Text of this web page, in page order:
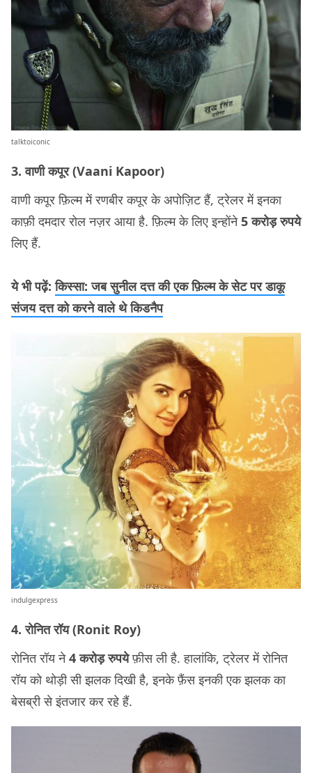
talktoiconic
3. वाणी कपूर (Vaani Kapoor)
वाणी कपूर फ़िल्म में रणबीर कपूर के अपोज़िट हैं, ट्रेलर में इनका
काफ़ी दमदार रोल नज़र आया है. फ़िल्म के लिए इन्होंने 5 करोड़ रुपये
लिए हैं.
ये भी पढ़ें:किस्सा: जब सुनील दत्त की एक फ़िल्म के सेट पर डाकू
संजय दत्त को करने वाले थे किडनैप
indulgexpress
4. रोनित रॉय (Ronit Roy)
रोनित रॉय ने4 करोड़ रुपयेफ़ीस ली है. हालांकि, ट्रेलर में रोनित
रॉय को थोड़ी सी झलक दिखी है, इनके फ़ैंस इनकी एक झलक का
बेसब्री से इंतजार कर रहे हैं.